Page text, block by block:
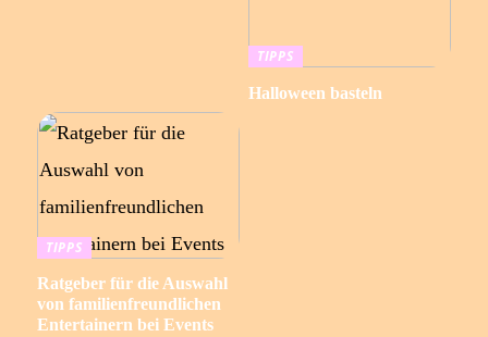
TIPPS
Halloween basteln
TIPPS
Ratgeber für die Auswahl
von familienfreundlichen
Entertainern bei Events